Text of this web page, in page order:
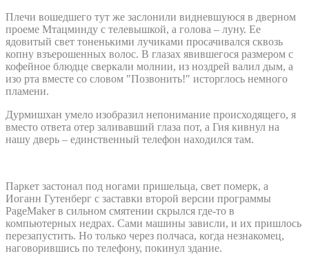
Плечи вошедшего тут же заслонили видневшуюся в дверном
проеме Мтацминду с телевышкой, а голова – луну. Ее
ядовитый свет тоненькими лучиками просачивался сквозь
копну взъерошенных волос. В глазах явившегося размером с
кофейное блюдце сверкали молнии, из ноздрей валил дым, а
изо рта вместе со словом "Позвонить!" исторглось немного
пламени.
Дурмишхан умело изобразил непонимание происходящего, я
вместо ответа отер заливавший глаза пот, а Гия кивнул на
нашу дверь – единственный телефон находился там.
Паркет застонал под ногами пришельца, свет померк, а
Иоганн Гутенберг с заставки второй версии программы
PageMaker в сильном смятении скрылся где-то в
компьютерных недрах. Сами машины зависли, и их пришлось
перезапустить. Но только через полчаса, когда незнакомец,
наговорившись по телефону, покинул здание.